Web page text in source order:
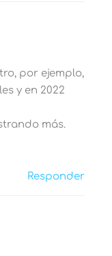
por ejemplo,
y en 2022
más.
Responder